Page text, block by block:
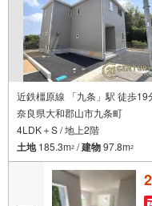
近鉄橿原線 「九条」駅 徒歩19
奈良県大和郡山市九条町
4LDK＋S / 地上2階
土地185.3m2 /建物97.8m2